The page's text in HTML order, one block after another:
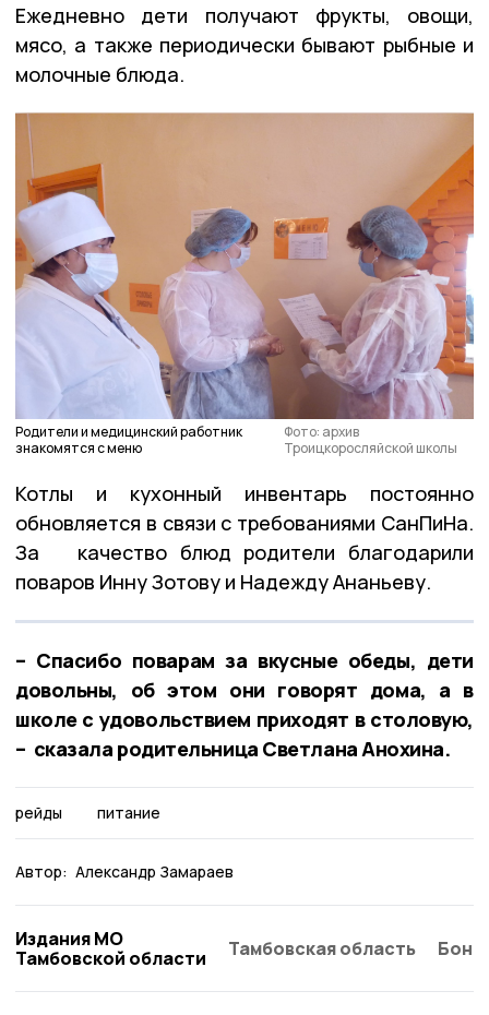
Ежедневно дети получают фрукты, овощи,
мясо, а также периодически бывают рыбные и
молочные блюда.
Родители и медицинский работник
знакомятся с меню
Фото: архив
Троицкоросляйской школы
Котлы и кухонный инвентарь постоянно
обновляется в связи с требованиями СанПиНа.
За качество блюд родители благодарили
поваров Инну Зотову и Надежду Ананьеву.
– Спасибо поварам за вкусные обеды, дети
довольны, об этом они говорят дома, а в
школе с удовольствием приходят в столовую,
– сказала родительница Светлана Анохина.
рейды питание
Автор: Александр Замараев
Издания МО
Тамбовской области
Тамбовская область